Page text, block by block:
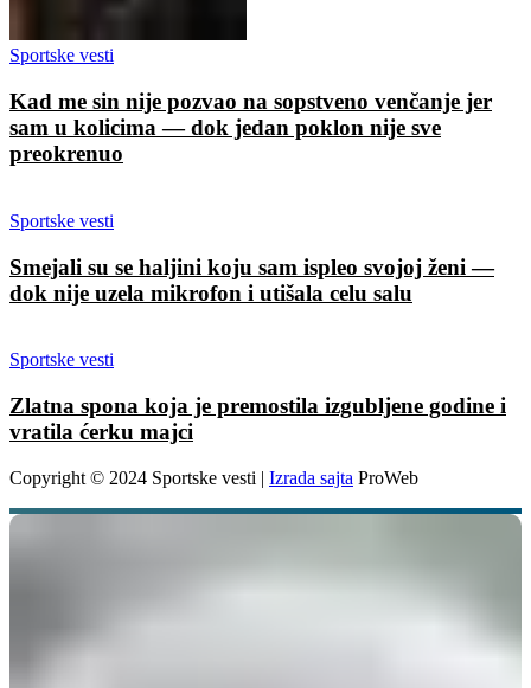
Sportske vesti
Kad me sin nije pozvao na sopstveno venčanje jer
sam u kolicima — dok jedan poklon nije sve
preokrenuo
Sportske vesti
Smejali su se haljini koju sam ispleo svojoj ženi —
dok nije uzela mikrofon i utišala celu salu
Sportske vesti
Zlatna spona koja je premostila izgubljene godine i
vratila ćerku majci
Copyright © 2024 Sportske vesti | Izrada sajta ProWeb